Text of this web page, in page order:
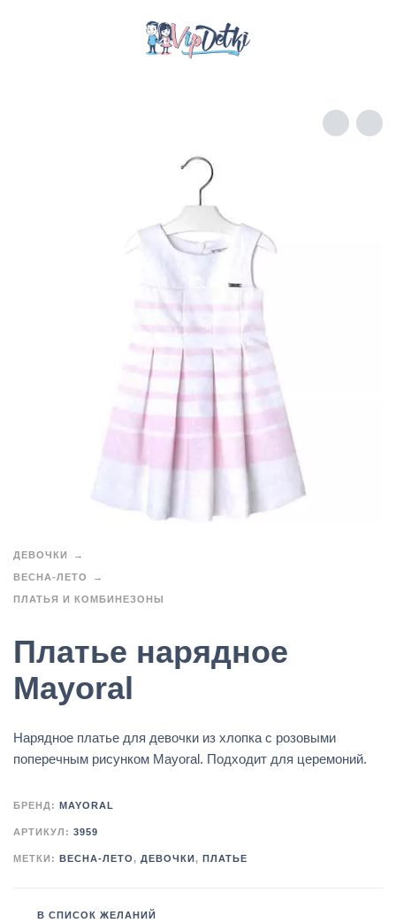
ДЕВОЧКИ
ВЕСНА-ЛЕТО
ПЛАТЬЯ И КОМБИНЕЗОНЫ
Платье нарядное
Mayoral
Нарядное платье для девочки из хлопка с розовыми
поперечным рисунком Mayoral. Подходит для церемоний.
БРЕНД: MAYORAL
АРТИКУЛ: 3959
МЕТКИ: ВЕСНА-ЛЕТО, ДЕВОЧКИ , ПЛАТЬЕ
В СПИСОК ЖЕЛАНИЙ